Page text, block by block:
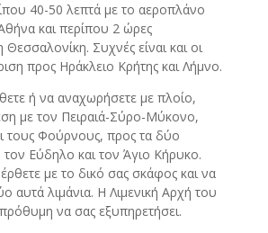
40-50 λεπτά με το αεροπλάνο
και περίπου 2 ώρες
Συχνές είναι και οι
προς Ηράκλειο Κρήτης και Λήμνο.
ή να αναχωρήσετε με πλοίο,
με τον Πειραιά-Σύρο-Μύκονο,
τους Φούρνους, προς τα δύο
τον Εύδηλο και τον Άγιο Κήρυκο.
με το δικό σας σκάφος και να
αυτά λιμάνια. H Λιμενική Αρχή του
να σας εξυπηρετήσει.